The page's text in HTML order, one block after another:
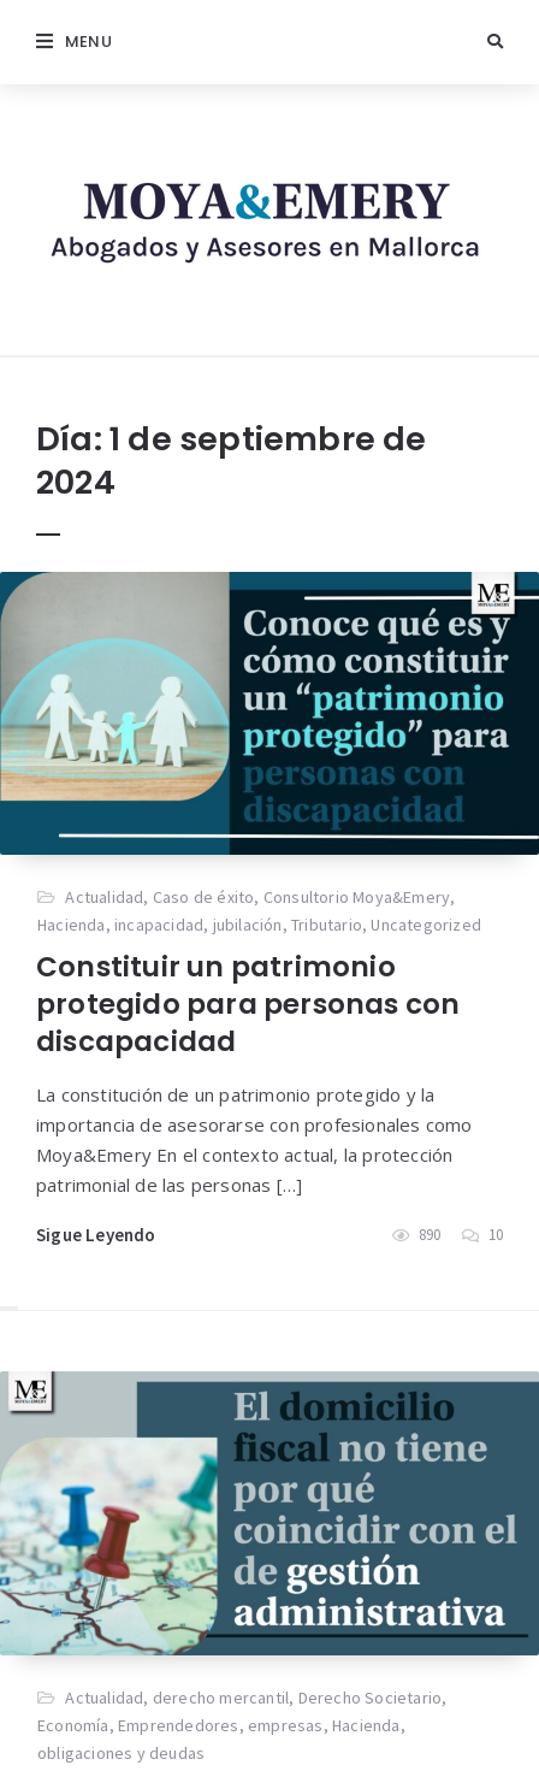
MENU
Día:1 de septiembre de
2024
Actualidad, Caso de éxito, Consultorio Moya&Emery,
Hacienda, incapacidad, jubilación,Tributario, Uncategorized
Constituir un patrimonio
protegido para personas con
discapacidad
La constitución de un patrimonio protegido y la
importancia de asesorarse con profesionales como
Moya&Emery En el contexto actual, la protección
patrimonial de las personas […]
Sigue Leyendo 890 10
Actualidad, derecho mercantil, Derecho Societario,
Economía, Emprendedores, empresas, Hacienda,
obligaciones y deudas